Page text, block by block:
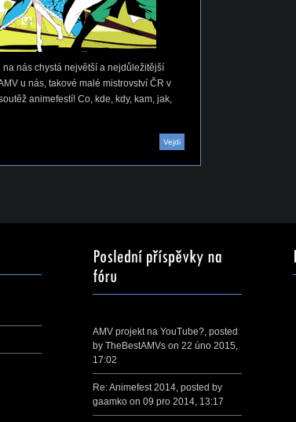
na nás chystá největší a nejdůležitější
u nás, takové malé mistrovství ČR v
animefestí! Co, kde, kdy, kam, jak,
Vejdi
AMV projekt na YouTube?, posted
by TheBestAMVs on 22 úno 2015,
17:02
Re: Animefest 2014, posted by
gaamko on 09 pro 2014, 13:17